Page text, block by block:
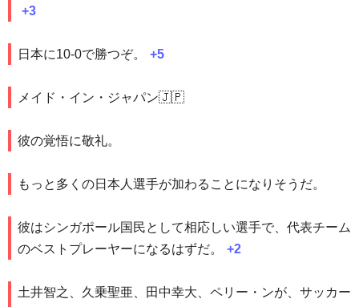
+3
日本に10-0で勝つぞ。 +5
メイド・イン・ジャパン🇯🇵
彼の覚悟に敬礼。
もっと多くの日本人選手が加わることになりそうだ。
彼はシンガポール国民として相応しい選手で、代表チーム
のベストプレーヤーになるはずだ。
+2
土井智之、久乗聖亜、田中幸大、ペリー・ンが、サッカー